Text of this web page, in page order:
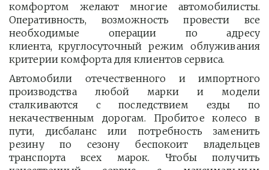
комфортом желают многие автомобилисты.
Оперативность, возможность провести все
необходимые операции по адресу
клиента, круглосуточный режим облуживания
критерии комфорта для клиентов сервиса.
Автомобили отечественного и импортного
производства любой марки и модели
сталкиваются с последствием езды по
некачественным дорогам. Пробитое колесо в
пути, дисбаланс или потребность заменить
резину по сезону беспокоит владельцев
транспорта всех марок. Чтобы получить